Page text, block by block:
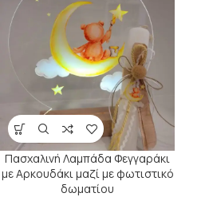
Πασχαλινή Λαμπάδα Φεγγαράκι
με Αρκουδάκι μαζί με φωτιστικό
δωματίου